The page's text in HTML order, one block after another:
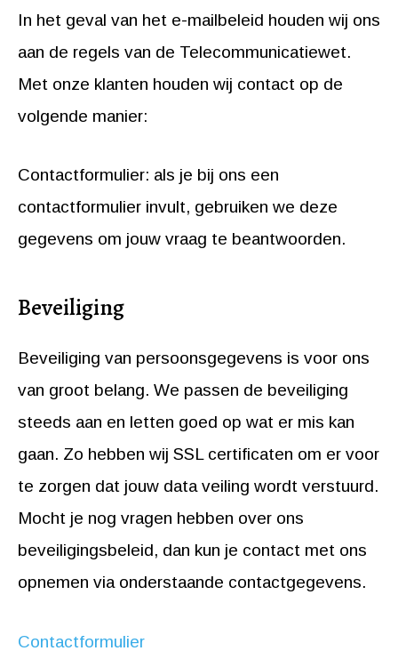
In het geval van het e-mailbeleid houden wij ons
aan de regels van de Telecommunicatiewet.
Met onze klanten houden wij contact op de
volgende manier:
Contactformulier: als je bij ons een
contactformulier invult, gebruiken we deze
gegevens om jouw vraag te beantwoorden.
Beveiliging
Beveiliging van persoonsgegevens is voor ons
van groot belang. We passen de beveiliging
steeds aan en letten goed op wat er mis kan
gaan. Zo hebben wij SSL certificaten om er voor
te zorgen dat jouw data veiling wordt verstuurd.
Mocht je nog vragen hebben over ons
beveiligingsbeleid, dan kun je contact met ons
opnemen via onderstaande contactgegevens.
Contactformulier